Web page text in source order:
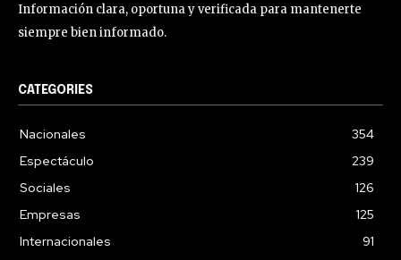
Información clara, oportuna y verificada para mantenerte
siempre bien informado.
CATEGORIES
Nacionales
354
Espectáculo
239
Sociales
126
Empresas
125
Internacionales
91